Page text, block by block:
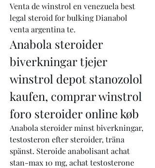
Venta de winstrol en venezuela best
legal steroid for bulking Dianabol
venta argentina te.
Anabola steroider
biverkningar tjejer
winstrol depot stanozolol
kaufen, comprar winstrol
foro steroider online køb
Anabola steroider minst biverkningar,
testosteron efter steroider, träna
spänst. Steroide anabolisant achat
stan-max 10 mg, achat testosterone